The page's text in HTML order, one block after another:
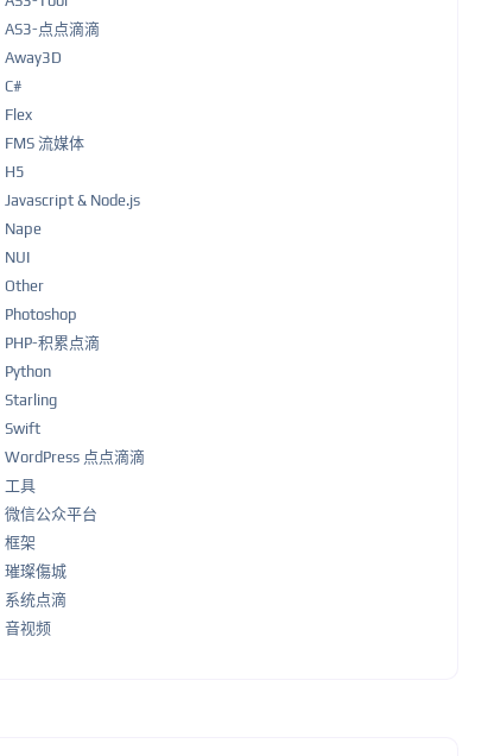
AS3-点点滴滴
Away3D
C#
Flex
FMS 流媒体
H5
Javascript & Node.js
Nape
NUI
Other
Photoshop
PHP-积累点滴
Python
Starling
Swift
WordPress 点点滴滴
工具
微信公众平台
框架
璀璨傷城
系统点滴
音视频